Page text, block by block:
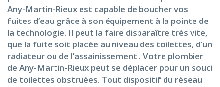
Any-Martin-Rieux est capable de boucher vos
fuites d’eau grâce à son équipement à la pointe de
la technologie. Il peut la faire disparaître très vite,
que la fuite soit placée au niveau des toilettes, d’un
radiateur ou de l’assainissement.. Votre plombier
de Any-Martin-Rieux peut se déplacer pour un souci
de toilettes obstruées. Tout dispositif du réseau